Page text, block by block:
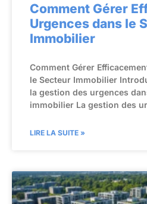
Comment Gérer
Urgences dans le
Immobilier
Comment Gérer
le Secteur Immobilier
la gestion des urgences
immobilier La gestion des
LIRE LA SUITE »